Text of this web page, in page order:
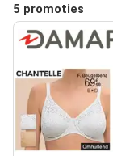
5 promoties